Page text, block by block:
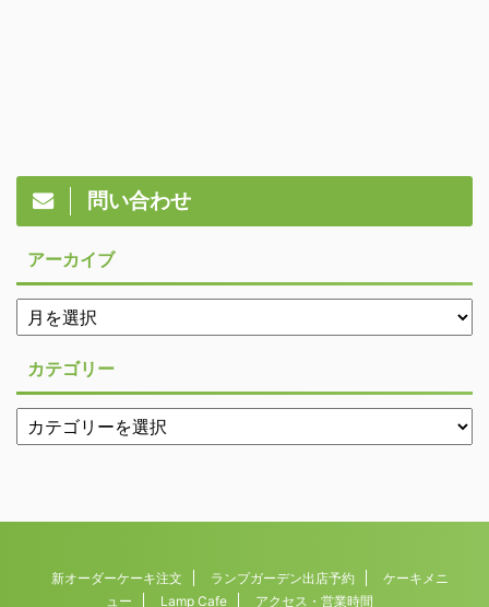
問い合わせ
アーカイブ
カテゴリー
新オーダーケーキ注文 ランプガーデン出店予約
ケーキメニ
ュー
Lamp Cafe アクセス・営業時間